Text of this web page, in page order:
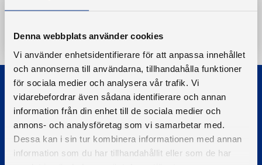
Denna webbplats använder cookies
Vi använder enhetsidentifierare för att anpassa innehållet
och annonserna till användarna, tillhandahålla funktioner
för sociala medier och analysera vår trafik. Vi
vidarebefordrar även sådana identifierare och annan
information från din enhet till de sociala medier och
annons- och analysföretag som vi samarbetar med.
Dessa kan i sin tur kombinera informationen med annan
information som du har tillhandahållit eller som de har
Information om cookies